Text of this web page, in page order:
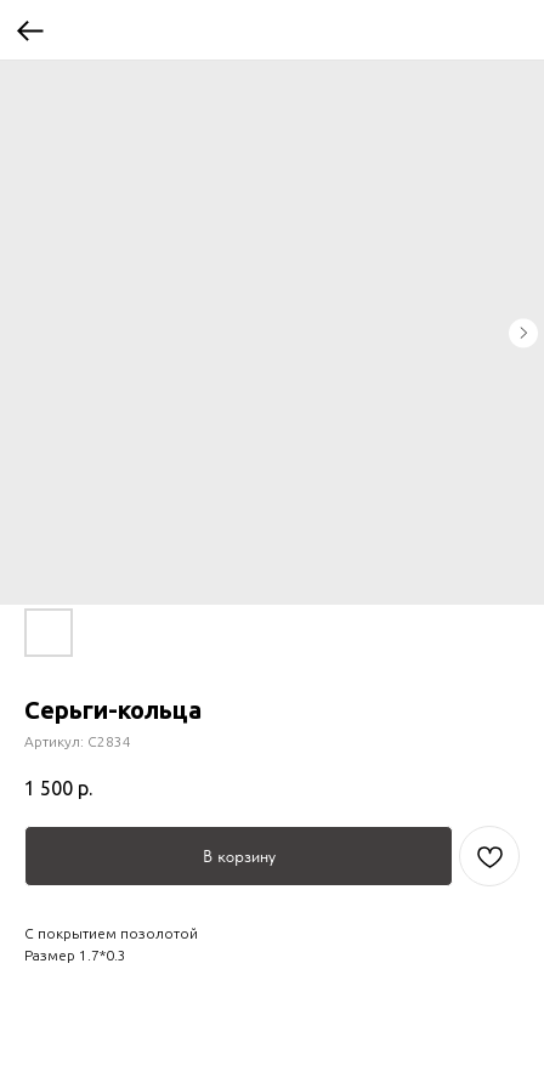
Серьги-кольца
Артикул: С2834
1 500 р.
В корзину
С покрытием позолотой
Размер 1.7*0.3